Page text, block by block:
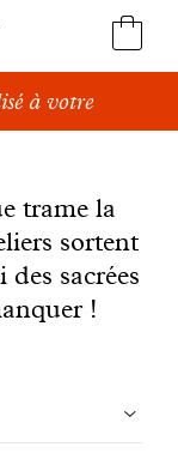
à votre
trame la
sortent
sacrées
!